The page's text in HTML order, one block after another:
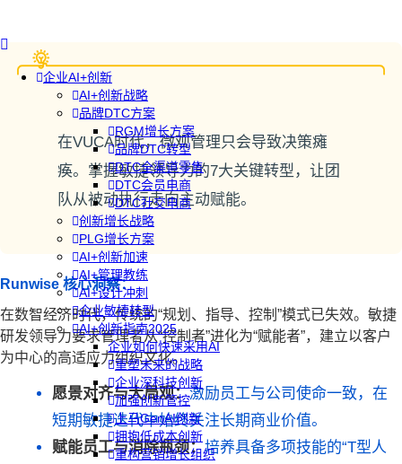
企业AI+创新
AI+创新战略
品牌DTC方案
RGM增长方案
品牌DTC转型
DTC全渠道零售
DTC会员电商
DTC社交电商
创新增长战略
PLG增长方案
AI+创新加速
AI+管理教练
AI+设计冲刺
企业敏捷转型
AI+创新指南2025
企业如何快速采用AI
重塑未来的战略
企业深科技创新
加强创新管控
上马GenAI创新
拥抱低成本创新
重构营销增长组织
在VUCA时代，微观管理只会导致决策瘫
痪。掌握敏捷领导力的7大关键转型，让团
队从被动执行走向主动赋能。
Runwise 核心洞察：
在数智经济时代，传统的“规划、指导、控制”模式已失效。敏捷
研发领导力要求管理者从“控制者”进化为“赋能者”，建立以客户
为中心的高适应力组织文化。
愿景对齐与大局观：激励员工与公司使命一致，在
短期敏捷迭代中始终关注长期商业价值。
赋能员工与消除瓶颈：培养具备多项技能的“T型人